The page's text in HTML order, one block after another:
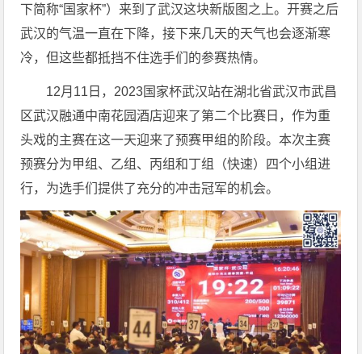
下简称“国家杯”）来到了武汉这块新版图之上。开赛之后
武汉的气温一直在下降，接下来几天的天气也会逐渐寒
冷，但这些都抵挡不住选手们的参赛热情。
12月11日，2023国家杯武汉站在湖北省武汉市武昌
区武汉融通中南花园酒店迎来了第二个比赛日，作为重
头戏的主赛在这一天迎来了预赛甲组的阶段。本次主赛
预赛分为甲组、乙组、丙组和丁组（快速）四个小组进
行，为选手们提供了充分的冲击冠军的机会。